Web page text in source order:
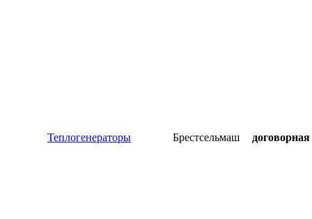
Теплогенераторы Брестсельмаш договорная